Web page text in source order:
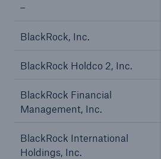
–
BlackRock, Inc.
BlackRock Holdco 2, Inc.
BlackRock Financial
Management, Inc.
BlackRock International
Holdings, Inc.